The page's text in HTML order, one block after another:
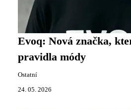
Evoq: Nová značka,
pravidla módy
Ostatní
24. 05. 2026